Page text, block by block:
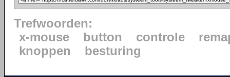
Trefwoorden:
x-mouse
button controle
knoppen
besturing